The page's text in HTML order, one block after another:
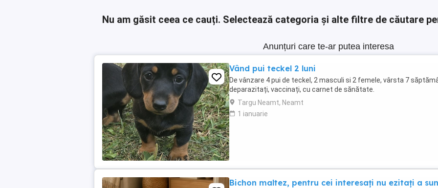
Nu am găsit ceea ce cauți. Selectează categoria și alte filtre de căutare
Anunțuri care te-ar putea interesa
Vând pui teckel 2 luni
De vânzare 4 pui de teckel, 2 masculi si 2 femele, vârsta 7
deparazitați, vaccinați, cu carnet de sănătate.
Targu Neamt, Neamt
1 ianuarie
Bichon maltez, pentru cei interesați nu ezitați a